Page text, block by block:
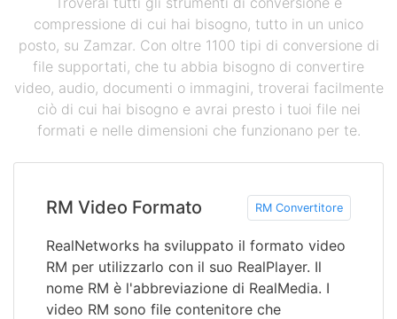
compressione di cui hai bisogno, tutto in un unico
posto, su Zamzar. Con oltre 1100 tipi di conversione di
file supportati, che tu abbia bisogno di convertire
video, audio, documenti o immagini, troverai facilmente
ciò di cui hai bisogno e avrai presto i tuoi file nei
formati e nelle dimensioni che funzionano per te.
RM Video Formato RM Convertitore
RealNetworks ha sviluppato il formato video
RM per utilizzarlo con il suo RealPlayer. Il
nome RM è l'abbreviazione di RealMedia. I
video RM sono file contenitore che